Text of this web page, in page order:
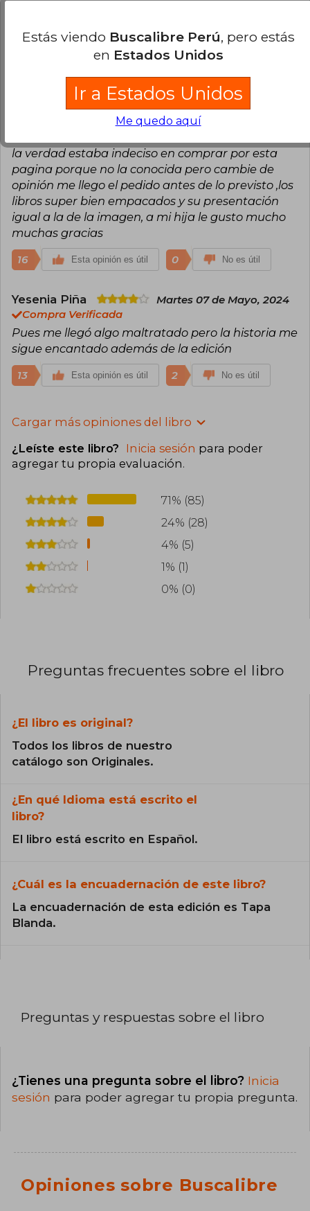
satisfecha.
Carlos Velasquez
Miércoles 29 de
la verdad estaba indeciso en comprar por esta
pagina porque no la conocida pero cambie de
opinión me llego el pedido antes de lo previsto ,los
libros super bien empacados y su presentación
igual a la de la imagen, a mi hija le gusto mucho
muchas gracias
16 Esta opinión es útil 0 No es útil
Yesenia Piña
Martes 07 de Mayo, 2024
Compra Verificada
Pues me llegó algo maltratado pero la historia me
sigue encantado además de la edición
13 Esta opinión es útil 2 No es útil
Cargar más opiniones del libro
¿Leíste este libro? Inicia sesión para poder
agregar tu propia evaluación.
71% (85)
24% (28)
4% (5)
1% (1)
0% (0)
Preguntas frecuentes sobre el libro
¿El libro es original?
Todos los libros de nuestro
catálogo son Originales.
¿En qué Idioma está escrito el
libro?
El libro está escrito en Español.
¿Cuál es la encuadernación de este libro?
La encuadernación de esta edición es Tapa
Blanda.
Preguntas y respuestas sobre el libro
¿Tienes una pregunta sobre el libro? Inicia
sesión para poder agregar tu propia pregunta.
Opiniones sobre Buscalibre
Estás viendo Buscalibre Perú, pero estás
en Estados Unidos
Ir a Estados Unidos
Me quedo aquí